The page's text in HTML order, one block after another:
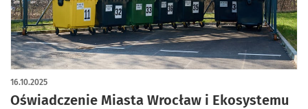
Oświadczenie Miasta Wrocław i Ekosystemu
16.10.2025